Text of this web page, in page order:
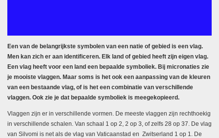
Een van de belangrijkste symbolen van een natie of gebied is een vlag.
Men kan zich er aan identificeren. Elk land of gebied heeft zijn eigen vlag.
Een vlag heeft voor een land een bepaalde symboliek. Bij micronaties zie
je mooiste vlaggen. Maar soms is het ook een aanpassing van de kleuren
van een bestaande vlag, of is het een combinatie van verschillende
vlaggen. Ook zie je dat bepaalde symboliek is meegekopieerd.
Vlaggen zijn er in verschillende vormen. De meeste vlaggen zijn rechthoekig
in verschillende schalen. Van schaal 1 op 2, 2 op 3, of zelfs 28 op 37. De vlag
van Silvomi is net als de vlag van Vaticaanstad en Zwitserland 1 op 1. De